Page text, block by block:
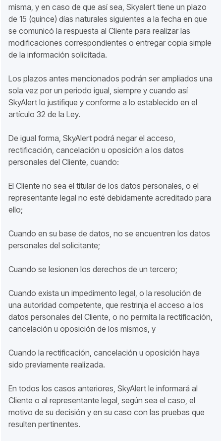
misma, y en caso de que así sea, Skyalert tiene un plazo
de 15 (quince) días naturales siguientes a la fecha en que
se comunicó la respuesta al Cliente para realizar las
modificaciones correspondientes o entregar copia simple
de la información solicitada.
Los plazos antes mencionados podrán ser ampliados una
sola vez por un periodo igual, siempre y cuando así
SkyAlert lo justifique y conforme a lo establecido en el
artículo 32 de la Ley.
De igual forma, SkyAlert podrá negar el acceso,
rectificación, cancelación u oposición a los datos
personales del Cliente, cuando:
El Cliente no sea el titular de los datos personales, o el
representante legal no esté debidamente acreditado para
ello;
Cuando en su base de datos, no se encuentren los datos
personales del solicitante;
Cuando se lesionen los derechos de un tercero;
Cuando exista un impedimento legal, o la resolución de
una autoridad competente, que restrinja el acceso a los
datos personales del Cliente, o no permita la rectificación,
cancelación u oposición de los mismos, y
Cuando la rectificación, cancelación u oposición haya
sido previamente realizada.
En todos los casos anteriores, SkyAlert le informará al
Cliente o al representante legal, según sea el caso, el
motivo de su decisión y en su caso con las pruebas que
resulten pertinentes.